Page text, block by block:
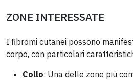
ZONE INTERESSATE
I fibromi cutanei possono
corpo, con particolari
Collo: Una delle zone più